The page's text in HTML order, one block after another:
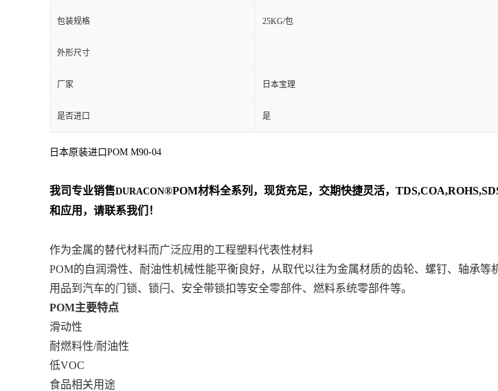
包装规格 25KG/包
外形尺寸
厂家 日本宝理
是否进口 是
日本原装进口POM M90-04
我司专业销售DURACON®POM材料全系列 ，现货充足，交期快捷灵活，
和应用，请联系我们！
作为金属的替代材料而广泛应用的工程塑料代表性材料
POM的自润滑性、耐油性机械性能平衡良好，从取代以往为金属材质的齿轮、螺钉、轴承
用品到汽车的门锁、锁闩、安全带锁扣等安全零部件、燃料系统零部件等。
POM主要特点
滑动性
耐燃料性/耐油性
低VOC
食品相关用途